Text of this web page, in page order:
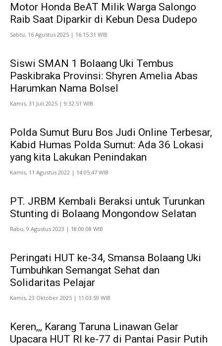
Motor Honda BeAT Milik Warga Salongo
Raib Saat Diparkir di Kebun Desa Dudepo
Sabtu, 16 Agustus 2025 | 16:15:31 WIB
Siswi SMAN 1 Bolaang Uki Tembus
Paskibraka Provinsi: Shyren Amelia Abas
Harumkan Nama Bolsel
Kamis, 31 Juli 2025 | 9:32:51 WIB
Polda Sumut Buru Bos Judi Online Terbesar,
Kabid Humas Polda Sumut: Ada 36 Lokasi
yang kita Lakukan Penindakan
Kamis, 11 Agustus 2022 | 14:05:47 WIB
PT. JRBM Kembali Beraksi untuk Turunkan
Stunting di Bolaang Mongondow Selatan
Rabu, 9 Agustus 2023 | 18:00:08 WIB
Peringati HUT ke-34, Smansa Bolaang Uki
Tumbuhkan Semangat Sehat dan
Solidaritas Pelajar
Kamis, 23 Oktober 2025 | 11:03:59 WIB
Keren,,, Karang Taruna Linawan Gelar
Upacara HUT RI ke-77 di Pantai Pasir Putih